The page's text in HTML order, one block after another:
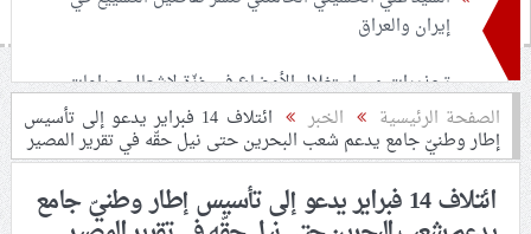
تحذيرات من استغلال الأوضاع في غزّة لإشعال صراعات
داخليّة تخدم الاحتلال
ملفّ إنسانيّ مؤلم.. الأسيرات الفلسطينيّات بين القمع
والإهمال الطبي
55 مأتمًا وحسينيّة يعترضون على الإجراءات القمعيّة للنظام
الصفحة الرئيسية الخبر ائتلاف 14 فبراير يدعو إلى تأسيس
إطار وطنيّ جامع يدعم شعب البحرين حتى نيل حقّه في تقرير المصير
ائتلاف 14 فبراير يدعو إلى تأسيس إطار وطنيّ جامع